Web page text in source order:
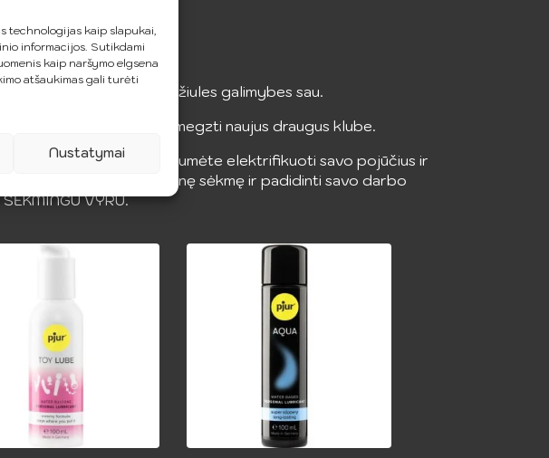
technologijas kaip slapukai,
informacijos. Sutikdami
kaip naršymo elgsena
atšaukimas gali turėti
Nustatymai
taps realiu tikslu.
galite atverti didžiules galimybes sau.
egzaminus ar užmegzti naujus draugus klube.
sexe, kad galėtumėte elektrifikuoti savo pojūčius ir
draugų, pasiekti profesinę sėkmę ir padidinti savo darbo
VYRU.